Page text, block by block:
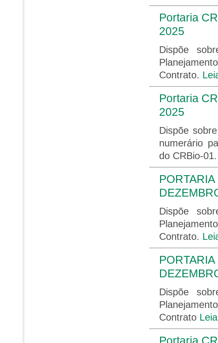
Portaria
2025
Dispõe
Contrato.
Portaria
2025
Dispõe
numerário
do CRBio-
Dispõe
Contrato.
Dispõe
Contrato
Portaria